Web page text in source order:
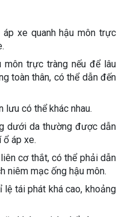
xe quanh hậu môn trực
trực tràng nếu để lâu
toàn thân, có thể dẫn đến
lưu có thể khác nhau.
dưới da thường được dẫn
áp xe.
cơ thắt, có thể phải dẫn
niêm mạc ống hậu môn.
tái phát khá cao, khoảng